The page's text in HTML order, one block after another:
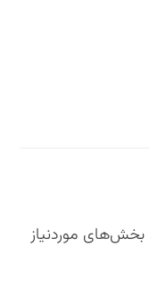
بخش‌های موردنیاز